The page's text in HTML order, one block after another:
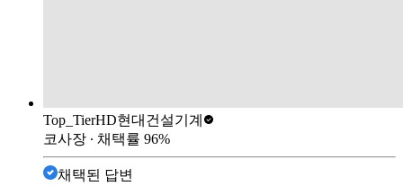
Top_TierHD현대건설기계
코사장 ∙ 채택률 96%
채택된 답변